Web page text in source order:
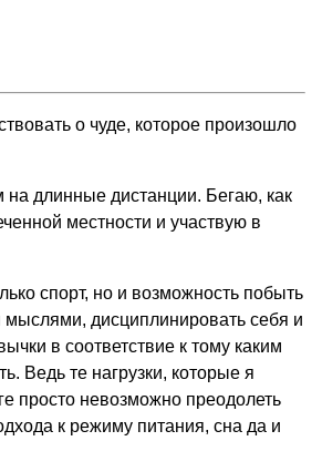
о чуде, которое произошло
длинные дистанции. Бегаю, как
местности и участвую в
спорт, но и возможность побыть
дисциплинировать себя и
в соответствие к тому каким
Ведь те нагрузки, которые я
просто невозможно преодолеть
к режиму питания, сна да и